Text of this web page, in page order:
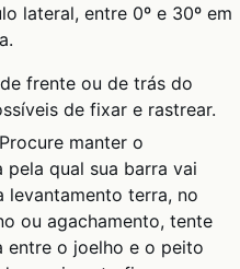
lateral, entre 0º e 30º em
frente ou de trás do
de fixar e rastrear.
Procure manter o
qual sua barra vai
levantamento terra, no
ou agachamento, tente
entre o joelho e o peito